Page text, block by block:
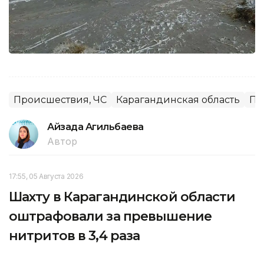
Происшествия, ЧС Карагандинская область
Айзада Агильбаева
Автор
17:55, 05 Августа 2026
Шахту в Карагандинской области
оштрафовали за превышение
нитритов в 3,4 раза